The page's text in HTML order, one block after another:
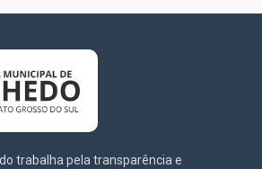
trabalha pela transparência e